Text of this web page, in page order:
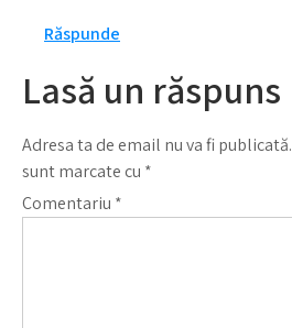
Răspunde
Lasă un răspuns
Adresa ta de email nu va fi publicată.
sunt marcate cu *
Comentariu *